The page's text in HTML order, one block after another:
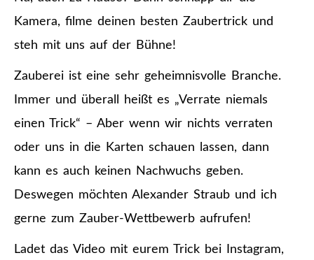
Kamera, filme deinen besten Zaubertrick und
steh mit uns auf der Bühne!
Zauberei ist eine sehr geheimnisvolle Branche.
Immer und überall heißt es „Verrate niemals
einen Trick“ – Aber wenn wir nichts verraten
oder uns in die Karten schauen lassen, dann
kann es auch keinen Nachwuchs geben.
Deswegen möchten Alexander Straub und ich
gerne zum Zauber-Wettbewerb aufrufen!
Ladet das Video mit eurem Trick bei Instagram,